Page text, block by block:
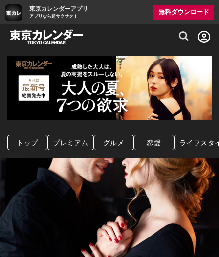
東京カレンダーアプリ
アプリなら超サクサク！
無料ダウンロード
グルメ情報・プレミアムレストラン予約
トップ プレミアム グルメ 恋愛 ライフスタ